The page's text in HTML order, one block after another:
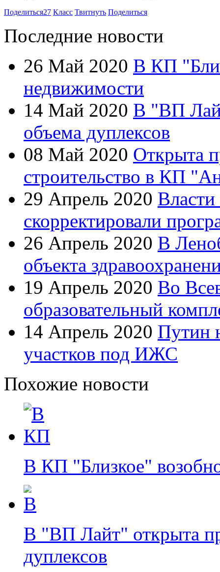
Поделиться27 Класс Твитнуть Поделиться
Последние новости
26 Май 2020 В КП
недвижимости
14 Май 2020 В "ВП
объема дуплексов
08 Май 2020 Открыта
строительство в КП
29 Апрель 2020
скорректировали
26 Апрель 2020 В
объекта
19 Апрель 2020 Во
образовательный
14 Апрель 2020 Путин
участков под ИЖС
Похожие новости
В КП "Близкое"
В "ВП Лайт" открыта
дуплексов